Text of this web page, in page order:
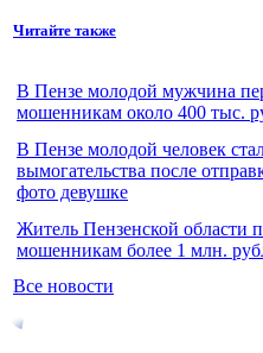
Читайте также
В Пензе молодой мужчина
мошенникам около 400 тыс.
В Пензе молодой человек
вымогательства после
фото девушке
Житель Пензенской области
мошенникам более 1 млн.
Все новости